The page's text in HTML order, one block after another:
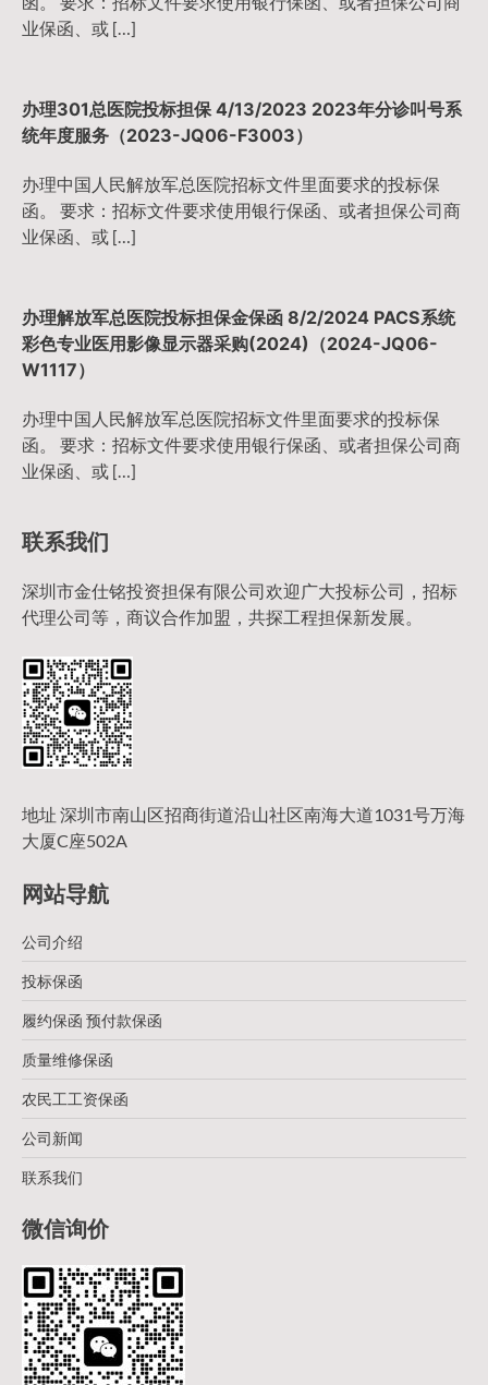
业保函、或 […]
办理301总医院投标担保 4/13/2023 2023年分诊叫号系
统年度服务（2023-JQ06-F3003）
办理中国人民解放军总医院招标文件里面要求的投标保
函。 要求：招标文件要求使用银行保函、或者担保公司商
业保函、或 […]
办理解放军总医院投标担保金保函 8/2/2024 PACS系统
彩色专业医用影像显示器采购(2024)（2024-JQ06-
W1117）
办理中国人民解放军总医院招标文件里面要求的投标保
函。 要求：招标文件要求使用银行保函、或者担保公司商
业保函、或 […]
联系我们
深圳市金仕铭投资担保有限公司欢迎广大投标公司，招标
代理公司等，商议合作加盟，共探工程担保新发展。
地址 深圳市南山区招商街道沿山社区南海大道1031号万海
大厦C座502A
网站导航
公司介绍
投标保函
履约保函 预付款保函
质量维修保函
农民工工资保函
公司新闻
联系我们
微信询价